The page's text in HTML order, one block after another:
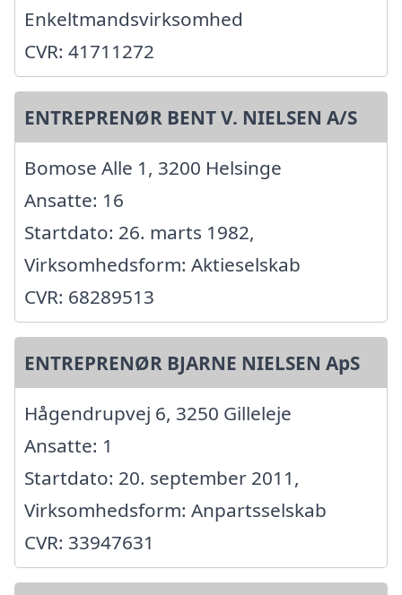
Enkeltmandsvirksomhed
CVR: 41711272
ENTREPRENØR BENT V. NIELSEN A/S
Bomose Alle 1, 3200 Helsinge
Ansatte: 16
Startdato: 26. marts 1982,
Virksomhedsform: Aktieselskab
CVR: 68289513
ENTREPRENØR BJARNE NIELSEN ApS
Hågendrupvej 6, 3250 Gilleleje
Ansatte: 1
Startdato: 20. september 2011,
Virksomhedsform: Anpartsselskab
CVR: 33947631